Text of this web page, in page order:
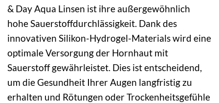
& Day Aqua Linsen ist ihre außergewöhnlich
hohe Sauerstoffdurchlässigkeit. Dank des
innovativen Silikon-Hydrogel-Materials wird eine
optimale Versorgung der Hornhaut mit
Sauerstoff gewährleistet. Dies ist entscheidend,
um die Gesundheit Ihrer Augen langfristig zu
erhalten und Rötungen oder Trockenheitsgefühle